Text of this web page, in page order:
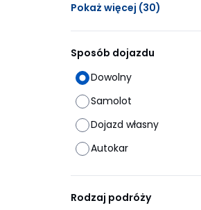
Pokaż więcej (30)
Sposób dojazdu
Dowolny
Samolot
Dojazd własny
Autokar
Rodzaj podróży